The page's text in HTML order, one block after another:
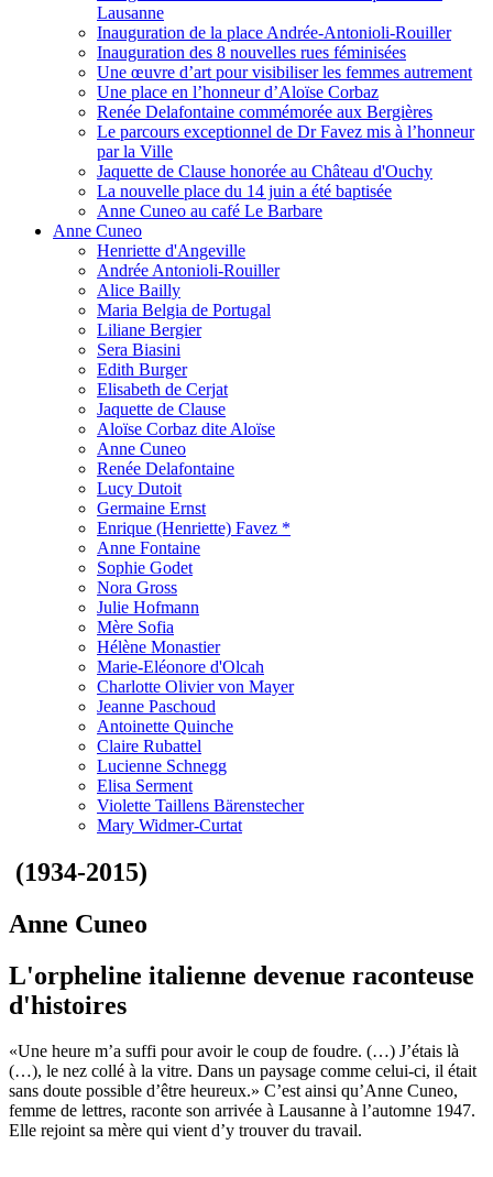
Lausanne
Inauguration de la place Andrée-Antonioli-Rouiller
Inauguration des 8 nouvelles rues féminisées
Une œuvre d’art pour visibiliser les femmes autrement
Une place en l’honneur d’Aloïse Corbaz
Renée Delafontaine commémorée aux Bergières
Le parcours exceptionnel de Dr Favez mis à l’honneur
par la Ville
Jaquette de Clause honorée au Château d'Ouchy
La nouvelle place du 14 juin a été baptisée
Anne Cuneo au café Le Barbare
Anne Cuneo
Henriette d'Angeville
Andrée Antonioli-Rouiller
Alice Bailly
Maria Belgia de Portugal
Liliane Bergier
Sera Biasini
Edith Burger
Elisabeth de Cerjat
Jaquette de Clause
Aloïse Corbaz dite Aloïse
Anne Cuneo
Renée Delafontaine
Lucy Dutoit
Germaine Ernst
Enrique (Henriette) Favez *
Anne Fontaine
Sophie Godet
Nora Gross
Julie Hofmann
Mère Sofia
Hélène Monastier
Marie-Eléonore d'Olcah
Charlotte Olivier von Mayer
Jeanne Paschoud
Antoinette Quinche
Claire Rubattel
Lucienne Schnegg
Elisa Serment
Violette Taillens Bärenstecher
Mary Widmer-Curtat
(1934-2015)
Anne Cuneo
L'orpheline italienne devenue raconteuse
d'histoires
«Une heure m’a suffi pour avoir le coup de foudre. (…) J’étais là
(…), le nez collé à la vitre. Dans un paysage comme celui-ci, il était
sans doute possible d’être heureux.» C’est ainsi qu’Anne Cuneo,
femme de lettres, raconte son arrivée à Lausanne à l’automne 1947.
Elle rejoint sa mère qui vient d’y trouver du travail.